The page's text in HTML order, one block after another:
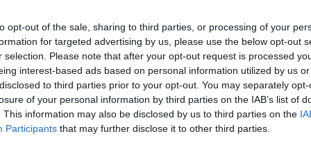
opt-out of the sale, sharing to third parties, or processing of your
for targeted advertising by us, please use the below opt-out
selection. Please note that after your opt-out request is processed
interest-based ads based on personal information utilized by us
to third parties prior to your opt-out. You may separately
of your personal information by third parties on the IAB’s list of
This information may also be disclosed by us to third parties on the
Participants that may further disclose it to other third parties.
Γερουλάνος αναμένουν την ομιλία του κ.
και επισήμως την υποψηφιότητά
τα τελευταία 24ωρα προσπαθεί να ανιχνεύσει τις
αλλά και των μελών της Κεντρικής Επιτροπής
η κατάσταση.